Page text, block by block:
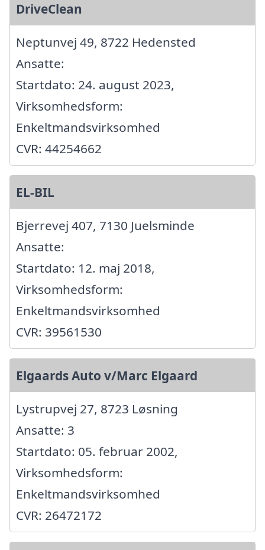
DriveClean
Neptunvej 49, 8722 Hedensted
Ansatte:
Startdato: 24. august 2023,
Virksomhedsform:
Enkeltmandsvirksomhed
CVR: 44254662
EL-BIL
Bjerrevej 407, 7130 Juelsminde
Ansatte:
Startdato: 12. maj 2018,
Virksomhedsform:
Enkeltmandsvirksomhed
CVR: 39561530
Elgaards Auto v/Marc Elgaard
Lystrupvej 27, 8723 Løsning
Ansatte: 3
Startdato: 05. februar 2002,
Virksomhedsform:
Enkeltmandsvirksomhed
CVR: 26472172